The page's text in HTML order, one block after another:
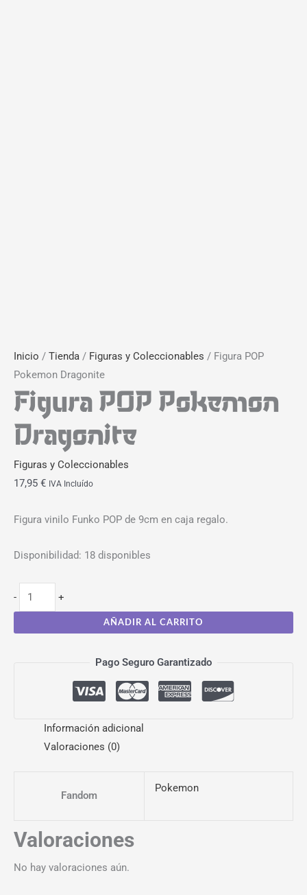
Inicio / Tienda / Figuras y Coleccionables / Figura POP
Pokemon Dragonite
Figura POP Pokemon
Dragonite
Figuras y Coleccionables
17,95 € IVA Incluído
Figura vinilo Funko POP de 9cm en caja regalo.
Disponibilidad: 18 disponibles
- +
AÑADIR AL CARRITO
Pago Seguro Garantizado
Información adicional
Valoraciones (0)
Fandom
Pokemon
Valoraciones
No hay valoraciones aún.